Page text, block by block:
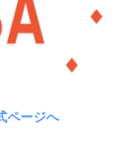
ページへ